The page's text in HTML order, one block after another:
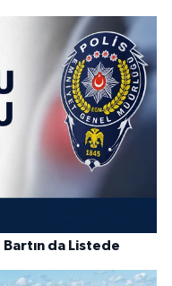
da Listede